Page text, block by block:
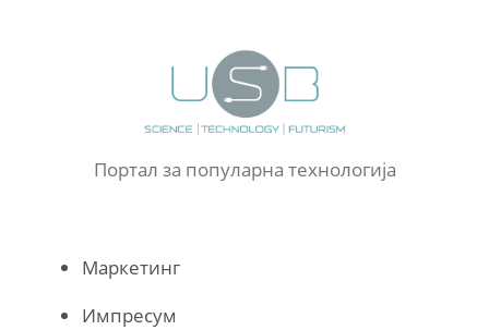
Портал за популарна технологија
Маркетинг
Импресум